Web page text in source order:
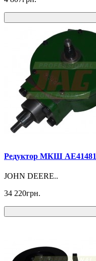
Редуктор МКШ AE41481
JOHN DEERE..
34 220грн.